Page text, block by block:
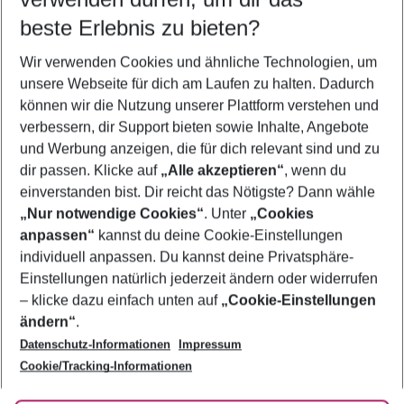
5-8 Nächte
2 Erwachsene Keine Kinder
Mehr Filter anzeigen
Footer
Footer navigation
Über uns
AGB
Bestpreisgarantie
Cookie-Einstellungen ändern
Cookie-Richtlinie
Agenturbetreuung
Barrierefreies Reisen
Folge uns
beste Erlebnis zu bieten?
Wir verwenden Cookies und ähnliche Technologien, um
unsere Webseite für dich am Laufen zu halten. Dadurch
können wir die Nutzung unserer Plattform verstehen und
verbessern, dir Support bieten sowie Inhalte, Angebote
und Werbung anzeigen, die für dich relevant sind und zu
dir passen. Klicke auf „Alle akzeptieren“, wenn du
einverstanden bist. Dir reicht das Nötigste? Dann wähle
„Nur notwendige Cookies“. Unter „Cookies
anpassen“ kannst du deine Cookie-Einstellungen
individuell anpassen. Du kannst deine Privatsphäre-
Einstellungen natürlich jederzeit ändern oder widerrufen
– klicke dazu einfach unten auf „Cookie-Einstellungen
ändern“.
Datenschutz-Informationen
Impressum
Cookie/Tracking-Informationen